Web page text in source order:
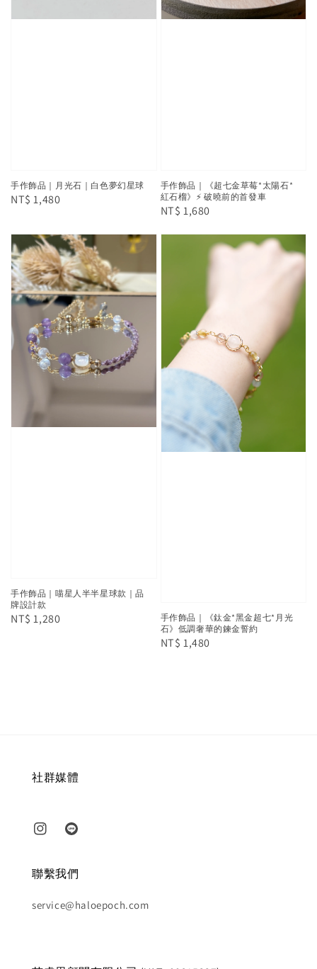
手作飾品｜月光石｜白色夢幻星球
Regular
NT$ 1,480
手作飾品｜《超七金草莓*太陽石*
紅石榴》⚡ 破曉前的首發車
Regular
NT$ 1,680
手作飾品｜喵星人半半星球款｜品
牌設計款
Regular
NT$ 1,280
手作飾品｜《鈦金*黑金超七*月光
石》低調奢華的鍊金誓約
Regular
NT$ 1,480
社群媒體
聯繫我們
service@haloepoch.com